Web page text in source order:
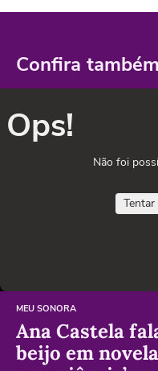
Confira
Ops!
Não foi
MEU SONORA
Ana Castela
beijo em